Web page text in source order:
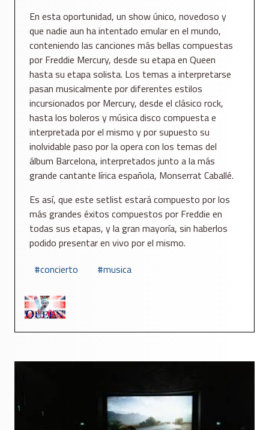
En esta oportunidad, un show único, novedoso y
que nadie aun ha intentado emular en el mundo,
conteniendo las canciones más bellas compuestas
por Freddie Mercury, desde su etapa en Queen
hasta su etapa solista. Los temas a interpretarse
pasan musicalmente por diferentes estilos
incursionados por Mercury, desde el clásico rock,
hasta los boleros y música disco compuesta e
interpretada por el mismo y por supuesto su
inolvidable paso por la opera con los temas del
álbum Barcelona, interpretados junto a la más
grande cantante lírica española, Monserrat Caballé.
Es así, que este setlist estará compuesto por los
más grandes éxitos compuestos por Freddie en
todas sus etapas, y la gran mayoría, sin haberlos
podido presentar en vivo por el mismo.
concierto
musica